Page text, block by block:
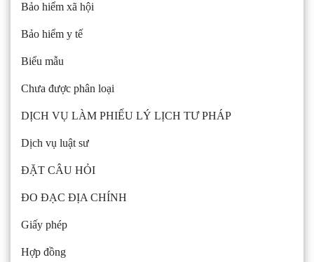
Bảo hiểm xã hội
Bảo hiểm y tế
Biểu mẫu
Chưa được phân loại
DỊCH VỤ LÀM PHIẾU LÝ LỊCH TƯ PHÁP
Dịch vụ luật sư
ĐẶT CÂU HỎI
ĐO ĐẠC ĐỊA CHÍNH
Giấy phép
Hợp đồng